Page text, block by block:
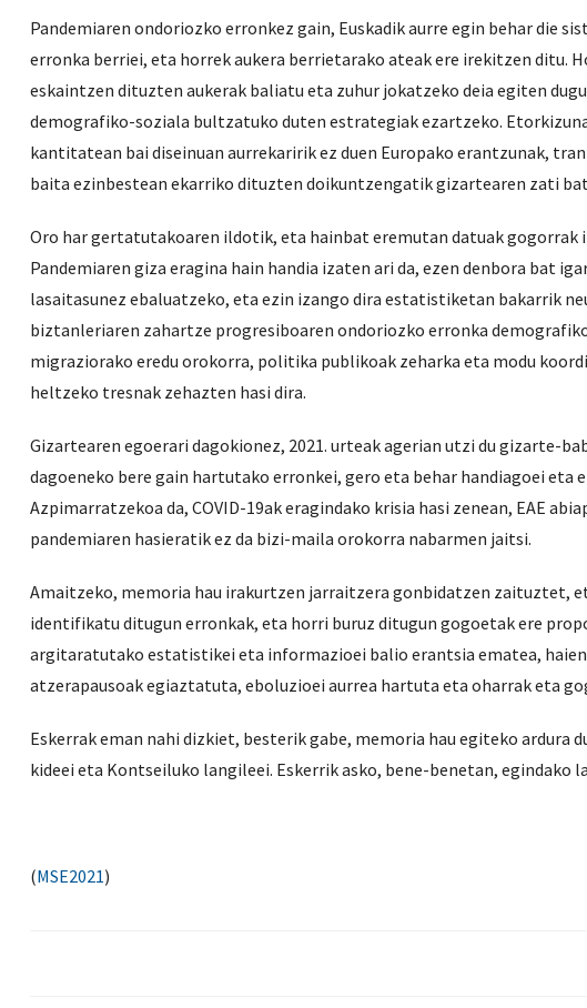
Pandemiaren ondoriozko erronkez gain, Euskadik aurre egin behar die
erronka berriei, eta horrek aukera berrietarako ateak ere irekitzen ditu.
eskaintzen dituzten aukerak baliatu eta zuhur jokatzeko deia egiten
demografiko-soziala bultzatuko duten estrategiak ezartzeko.
kantitatean bai diseinuan aurrekaririk ez duen Europako erantzunak,
baita ezinbestean ekarriko dituzten doikuntzengatik gizartearen zati
Oro har gertatutakoaren ildotik, eta hainbat eremutan datuak gogorrak
Pandemiaren giza eragina hain handia izaten ari da, ezen denbora bat
lasaitasunez ebaluatzeko, eta ezin izango dira estatistiketan bakarrik
biztanleriaren zahartze progresiboaren ondoriozko erronka
migraziorako eredu orokorra, politika publikoak zeharka eta modu
heltzeko tresnak zehazten hasi dira.
Gizartearen egoerari dagokionez, 2021. urteak agerian utzi du gizarte-
dagoeneko bere gain hartutako erronkei, gero eta behar handiagoei
Azpimarratzekoa da, COVID-19ak eragindako krisia hasi zenean, EAE
pandemiaren hasieratik ez da bizi-maila orokorra nabarmen jaitsi.
Amaitzeko, memoria hau irakurtzen jarraitzera gonbidatzen zaituztet,
identifikatu ditugun erronkak, eta horri buruz ditugun gogoetak ere
argitaratutako estatistikei eta informazioei balio erantsia ematea,
atzerapausoak egiaztatuta, eboluzioei aurrea hartuta eta oharrak eta
Eskerrak eman nahi dizkiet, besterik gabe, memoria hau egiteko ardura
kideei eta Kontseiluko langileei. Eskerrik asko, bene-benetan, egindako
(MSE2021)